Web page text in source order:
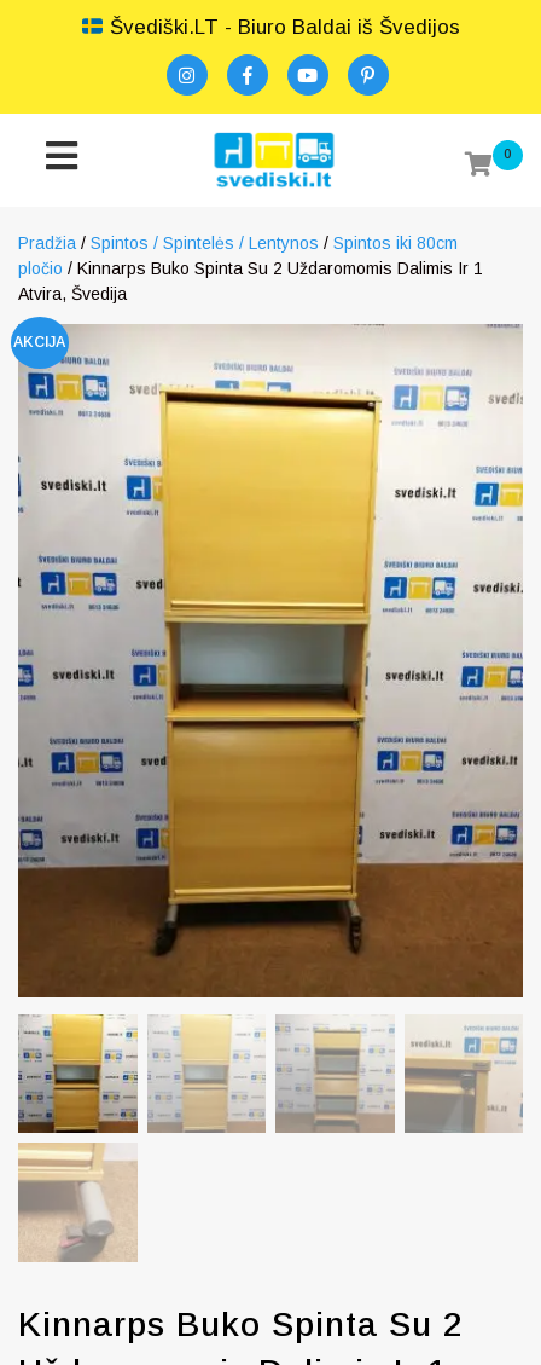
Švediški.LT - Biuro Baldai iš Švedijos
0
Pradžia / Spintos / Spintelės / Lentynos / Spintos iki 80cm
pločio / Kinnarps Buko Spinta Su 2 Uždaromomis Dalimis Ir 1
Atvira, Švedija
AKCIJA
Kinnarps Buko Spinta Su 2